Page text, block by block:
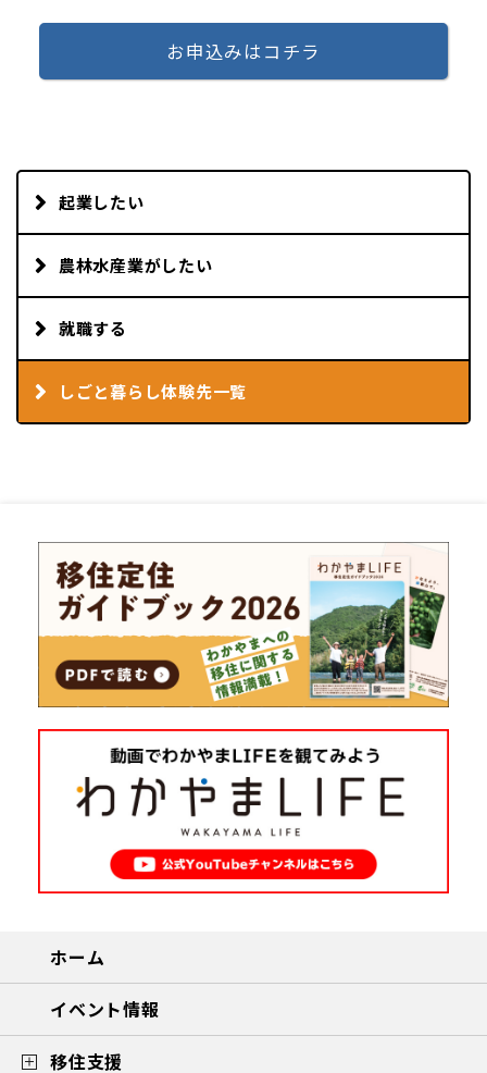
お申込みはコチラ
起業したい
農林水産業がしたい
就職する
しごと暮らし体験先一覧
ホーム
イベント情報
移住支援